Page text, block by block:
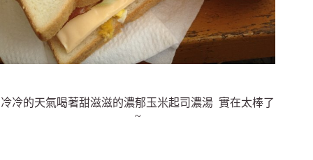
冷冷的天氣喝著甜滋滋的濃郁玉米起司濃湯 實在太棒了
~